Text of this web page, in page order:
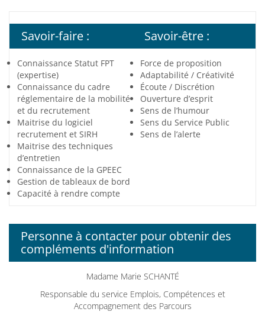
Savoir-faire :
Connaissance Statut FPT
(expertise)
Connaissance du cadre
réglementaire de la mobilité
et du recrutement
Maitrise du logiciel
recrutement et SIRH
Maitrise des techniques
d’entretien
Connaissance de la GPEEC
Gestion de tableaux de bord
Capacité à rendre compte
Savoir-être :
Force de proposition
Adaptabilité / Créativité
Écoute / Discrétion
Ouverture d’esprit
Sens de l’humour
Sens du Service Public
Sens de l’alerte
Personne à contacter pour obtenir des
compléments d'information
Madame Marie SCHANTÉ
Responsable du service Emplois, Compétences et
Accompagnement des Parcours